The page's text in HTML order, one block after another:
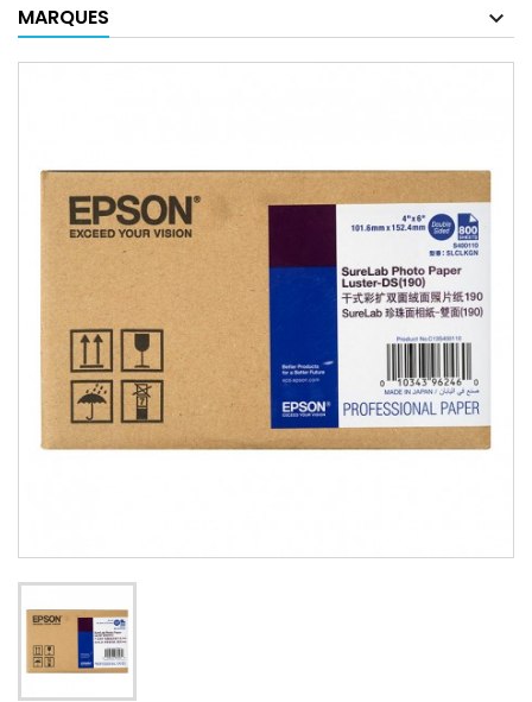
MARQUES